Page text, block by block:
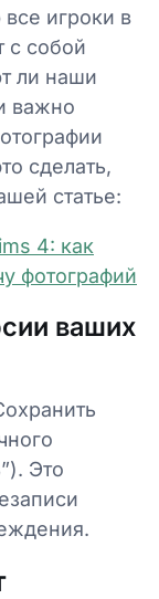
игроки в
с собой
ли наши
важно
сделать,
статье:
4: как
фотографий
ваших
Это